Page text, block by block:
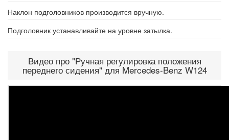
Наклон подголовников производится вручную.
Подголовник устанавливайте на уровне затылка.
Видео про "Ручная регулировка положения
переднего сидения" для Mercedes-Benz W124